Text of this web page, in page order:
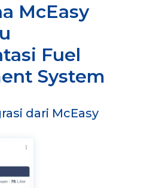
McEasy
Fuel
System
dari McEasy